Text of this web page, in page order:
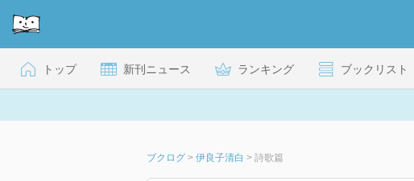
トップ 新刊ニュース ランキング ブックリスト
ブクログ > 伊良子清白 > 詩歌篇